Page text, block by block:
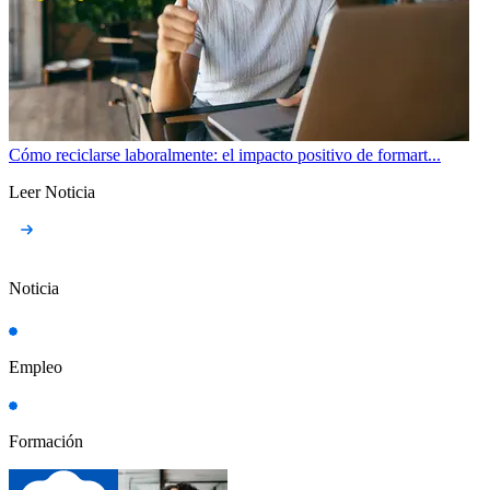
Cómo reciclarse laboralmente: el impacto positivo de formart...
Leer Noticia
Noticia
Empleo
Formación